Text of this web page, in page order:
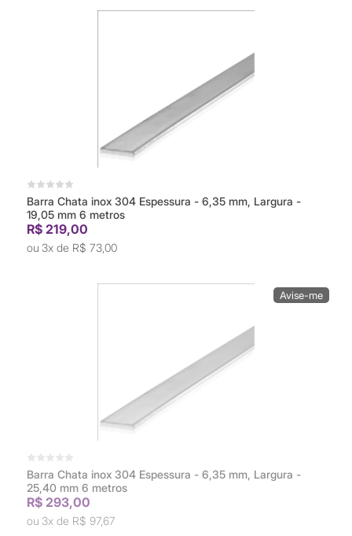
Barra Chata inox 304 Espessura - 6,35 mm, Largura -
19,05 mm 6 metros
R$ 219,00
3x de R$ 73,00
Barra Chata inox 304 Espessura - 6,35 mm, Largura -
25,40 mm 6 metros
R$ 293,00
3x de R$ 97,67